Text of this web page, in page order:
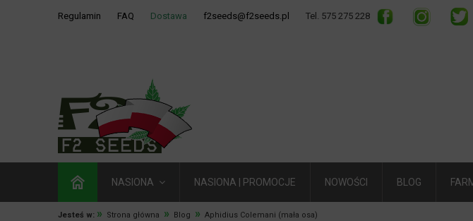
Regulamin FAQ Dostawa f2seeds@f2seeds.pl Tel. 575 275 228
NASIONA NASIONA | PROMOCJE NOWOŚCI BLOG
Jesteś w: » Strona główna » Blog » Aphidius Colemani (mała osa)